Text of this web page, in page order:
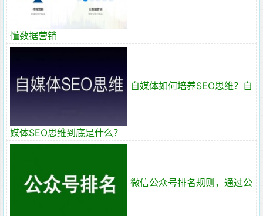
懂数据营销
自媒体如何培养SEO思维？自
媒体SEO思维到底是什么？
微信公众号排名规则，通过公